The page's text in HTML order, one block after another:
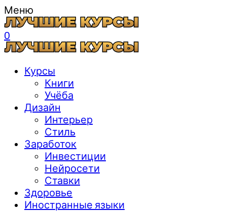
Меню
0
Курсы
Книги
Учёба
Дизайн
Интерьер
Стиль
Заработок
Инвестиции
Нейросети
Ставки
Здоровье
Иностранные языки